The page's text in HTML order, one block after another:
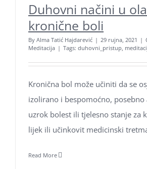
Duhovni načini u
kronične boli
By Alma Tatić Hajdarević | 29 rujna, 2021 |
Meditacija | Tags: duhovni_pristup,
Kronična bol može učiniti da se
izolirano i bespomoćno, posebno
uzrok bolest ili tjelesno stanje za
lijek ili učinkovit medicinski
Read More
Ne propustite naše objave
Poklon bonovi naših usluga
Zaštita osobnih podataka